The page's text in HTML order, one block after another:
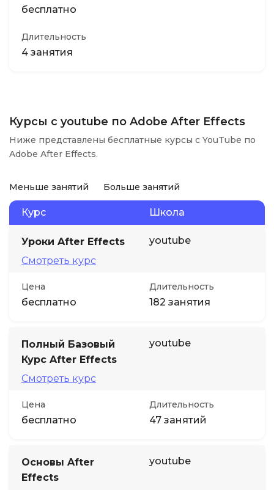
бесплатно
Длительность
4 занятия
Курсы с youtube по Adobe After Effects
Ниже представлены бесплатные курсы с YouTube по
Adobe After Effects.
Меньше занятий Больше занятий
Курс Школа
Уроки After Effects
Смотреть курс
youtube
Цена
бесплатно
Длительность
182 занятия
Полный Базовый
Курс After Effects
Смотреть курс
youtube
Цена
бесплатно
Длительность
47 занятий
Основы After
Effects
youtube